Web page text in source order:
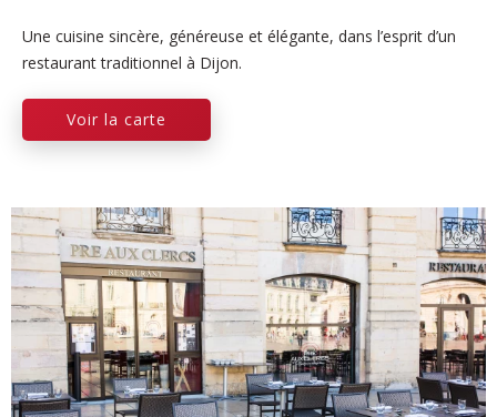
Une cuisine sincère, généreuse et élégante, dans l’esprit d’un
restaurant traditionnel à Dijon.
Voir la carte